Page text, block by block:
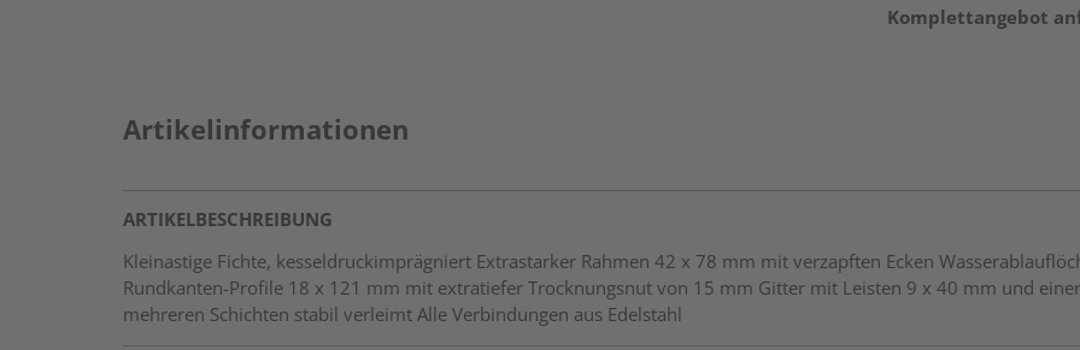
Komplettangebot
Artikelinformationen
ARTIKELBESCHREIBUNG
Kleinastige Fichte, kesseldruckimprägniert Extrastarker Rahmen 42 x 78 mm mit verzapften Ecken
Rundkanten-Profile 18 x 121 mm mit extratiefer Trocknungsnut von 15 mm Gitter mit Leisten 9 x 40 mm und
mehreren Schichten stabil verleimt Alle Verbindungen aus Edelstahl